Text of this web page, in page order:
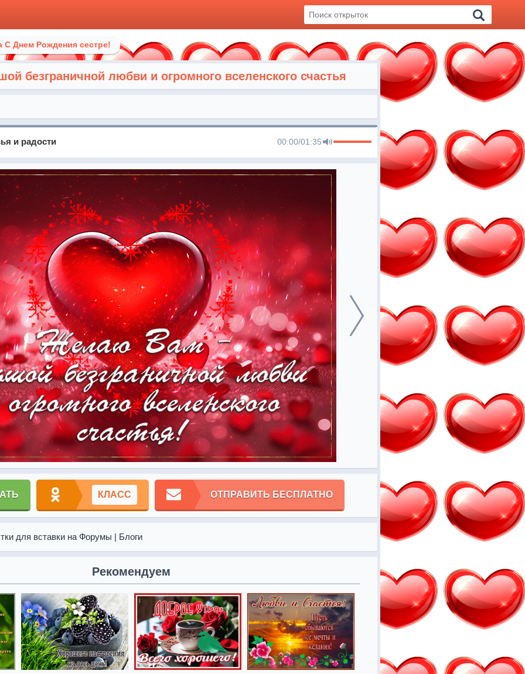
С Днем Рождения сестре!
безграничной любви и огромного вселенского счастья
и радости 00:00/01:35
КЛАСС ОТПРАВИТЬ БЕСПЛАТНО
для вставки на Форумы | Блоги
Рекомендуем